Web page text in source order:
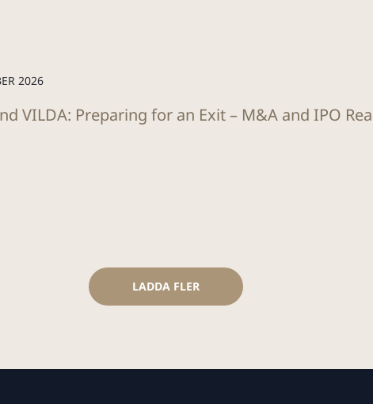
2026
VILDA: Preparing for an Exit – M&A and IPO
LADDA FLER